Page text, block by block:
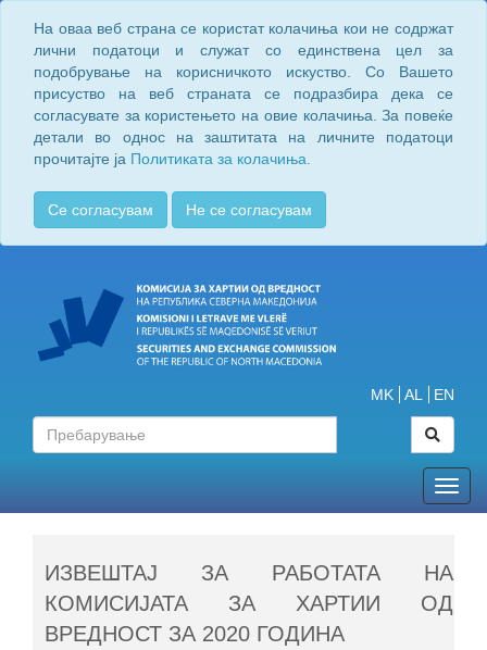
На оваа веб страна се користат колачиња кои не содржат
лични податоци и служат со единствена цел за
подобрување на корисничкото искуство. Со Вашето
присуство на веб страната се подразбира дека се
согласувате за користењето на овие колачиња. За повеќе
детали во однос на заштитата на личните податоци
прочитајте ја Политиката за колачиња.
Се согласувам Не се согласувам
MK AL EN
ИЗВЕШТАЈ ЗА РАБОТАТА НА
КОМИСИЈАТА ЗА ХАРТИИ ОД
ВРЕДНОСТ ЗА 2020 ГОДИНА